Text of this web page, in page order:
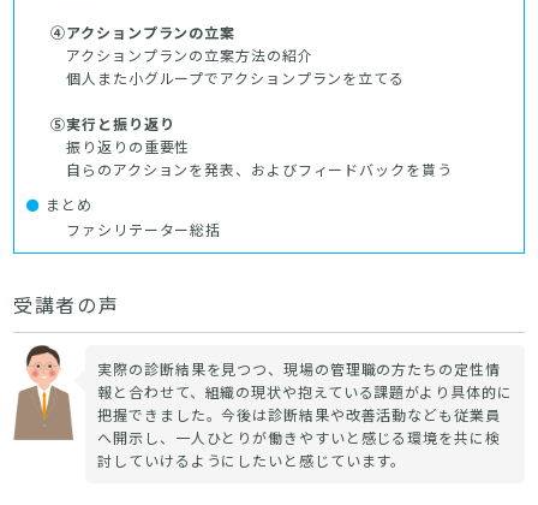
④アクションプランの立案
アクションプランの立案方法の紹介
個人また小グループでアクションプランを立てる
⑤実行と振り返り
振り返りの重要性
自らのアクションを発表、およびフィードバックを貰う
まとめ
ファシリテーター総括
受講者の声
実際の診断結果を見つつ、現場の管理職の方たちの定性情
報と合わせて、組織の現状や抱えている課題がより具体的に
把握できました。今後は診断結果や改善活動なども従業員
へ開示し、一人ひとりが働きやすいと感じる環境を共に検
討していけるようにしたいと感じています。